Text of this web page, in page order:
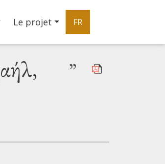
Le projet FR
”
Église de l'Archange-Michel / του Αρχαγγέλου